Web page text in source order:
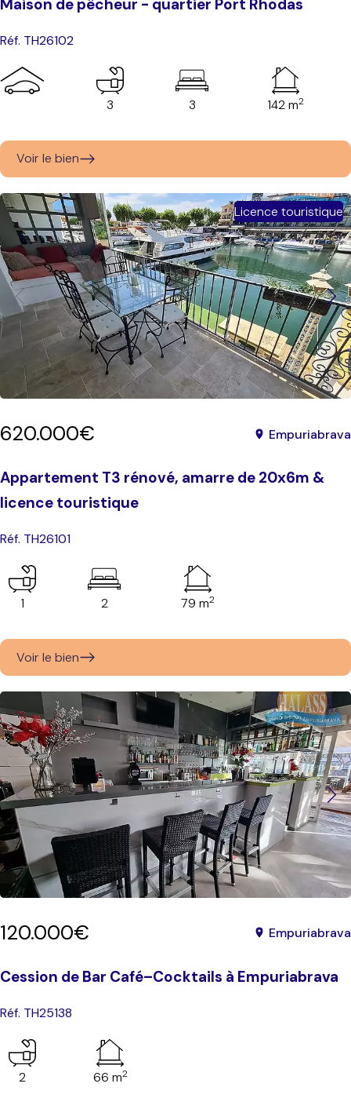
Maison de pêcheur - quartier Port Rhodas
Réf. TH26102
3 3 142 m2
Voir le bien
Licence touristique
620.000€ Empuriabrava
Appartement T3 rénové, amarre de 20x6m &
licence touristique
Réf. TH26101
1 2 79 m2
Voir le bien
120.000€ Empuriabrava
Cession de Bar Café–Cocktails à Empuriabrava
Réf. TH25138
2 66 m2